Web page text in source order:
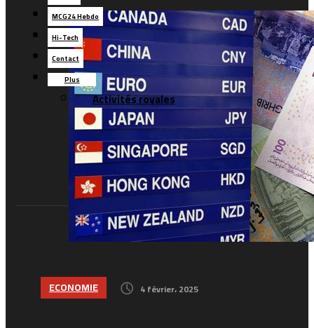
MCG24 Hebdo
Hi-Tech
Contact
Plus
Activités royales
ECONOMIE 4 février، 2025